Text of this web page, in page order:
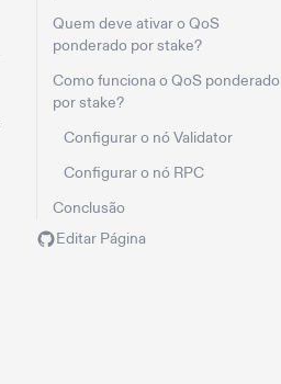
Quem deve ativar o QoS
ponderado por stake?
Como funciona o QoS ponderado
por stake?
Configurar o nó Validator
Configurar o nó RPC
Conclusão
Editar Página